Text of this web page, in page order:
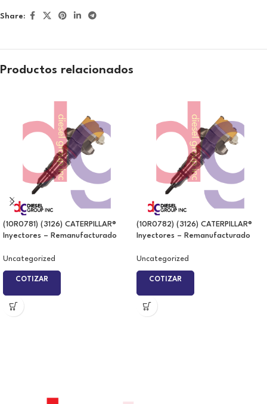
Share:
Productos relacionados
(10R0781) (3126) CATERPILLAR®
Inyectores – Remanufacturado
Uncategorized
COTIZAR
(10R0782) (3126) CATERPILLAR®
Inyectores – Remanufacturado
Uncategorized
COTIZAR